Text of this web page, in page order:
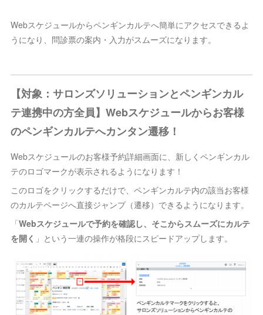
Webスケジュールからペンギンカルテへ簡単にアクセスできるよ
うになり、問診票の案内・入力がスムーズになります。
【対象：サロンズソリューションとペンギンカル
テ連携中の方全員】Webスケジュールからお客様
のペンギンカルテへカンタン遷移！
Webスケジュールのお客様予約詳細画面に、新しくペンギンカル
テのロゴマークが表示されるようになります！
このロゴをクリックするだけで、ペンギンカルテ内の該当お客様
のカルテページへ直接ジャンプ（遷移）できるようになります。
「Webスケジュールで予約を確認し、そこからスムーズにカルテ
を開く 」という一連の操作が格段にスピードアップします。